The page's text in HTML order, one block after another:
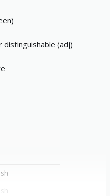
distinguishable (adj)